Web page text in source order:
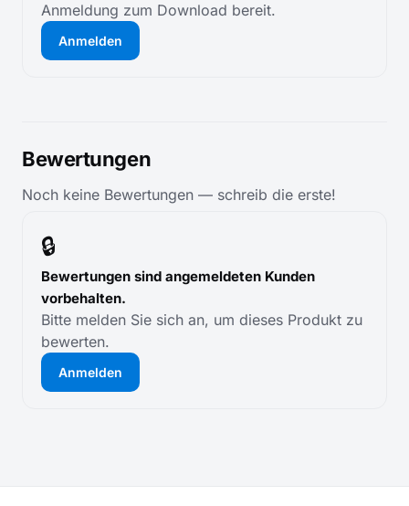
Anmeldung zum Download bereit.
Anmelden
Bewertungen
Noch keine Bewertungen — schreib die erste!
🔒
Bewertungen sind angemeldeten Kunden
vorbehalten.
Bitte melden Sie sich an, um dieses Produkt zu
bewerten.
Anmelden